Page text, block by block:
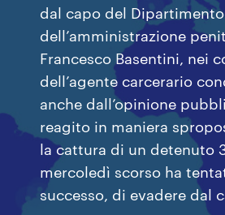
dal capo del Dipartimento
dell’amministrazione
Francesco Basentini, nei
dell’agente carcerario
anche dall’opinione
reagito in maniera
la cattura di un detenuto
mercoledì scorso ha
successo, di evadere dal